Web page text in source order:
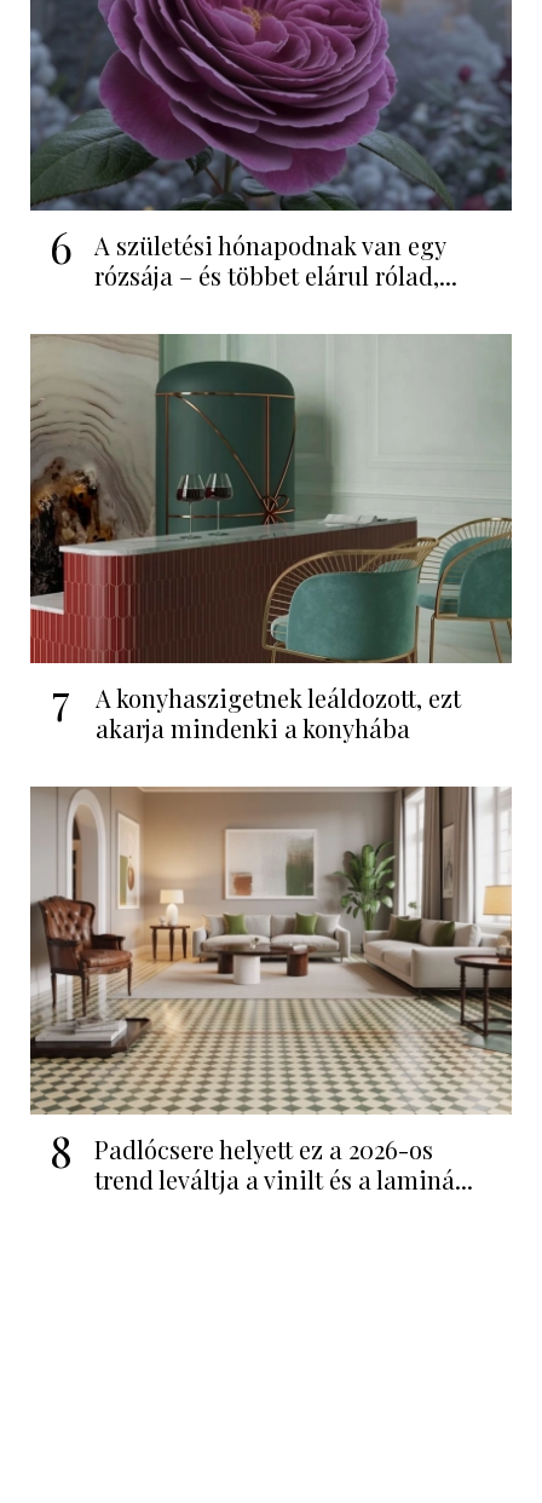
6
A születési hónapodnak van egy
rózsája – és többet elárul rólad,...
7
A konyhaszigetnek leáldozott, ezt
akarja mindenki a konyhába
8
Padlócsere helyett ez a 2026-os
trend leváltja a vinilt és a laminá...